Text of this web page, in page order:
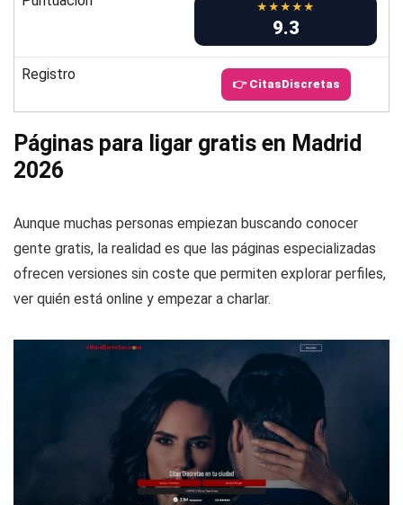
★★★★★
9.3
Registro
👉 CitasDiscretas
Páginas para ligar gratis en Madrid
2026
Aunque muchas personas empiezan buscando conocer
gente gratis, la realidad es que las páginas especializadas
ofrecen versiones sin coste que permiten explorar perfiles,
ver quién está online y empezar a charlar.